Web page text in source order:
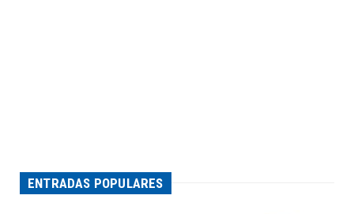
ENTRADAS POPULARES